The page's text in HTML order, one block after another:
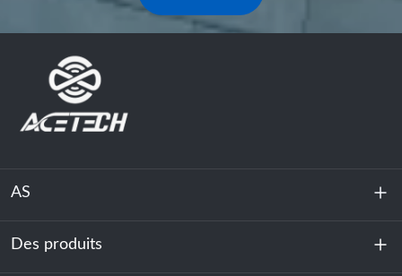
AS
À propos de nous
Des produits